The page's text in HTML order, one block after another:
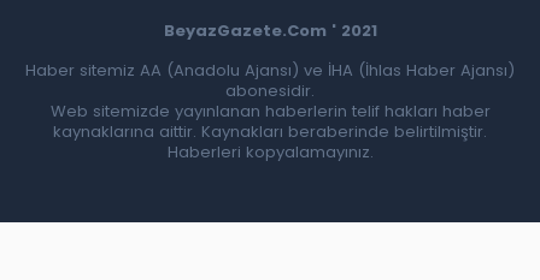
BeyazGazete.Com ' 2021
Haber sitemiz AA (Anadolu Ajansı) ve İHA (İhlas Haber Ajansı)
abonesidir.
Web sitemizde yayınlanan haberlerin telif hakları haber
kaynaklarına aittir. Kaynakları beraberinde belirtilmiştir.
Haberleri kopyalamayınız.